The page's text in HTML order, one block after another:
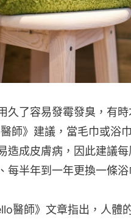
久了容易發霉發臭，有
醫師》建議，當毛巾或浴
造成皮膚病，因此建議
每半年到一年更換一條浴
醫師》文章指出，人體